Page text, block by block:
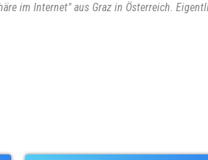
im Internet" aus Graz in Österreich.